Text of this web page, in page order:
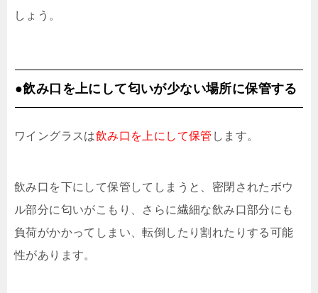
しょう。
●飲み口を上にして匂いが少ない場所に保管する
ワイングラスは飲み口を上にして保管 します。
飲み口を下にして保管してしまうと、密閉されたボウ
ル部分に匂いがこもり、さらに繊細な飲み口部分にも
負荷がかかってしまい、転倒したり割れたりする可能
性があります。